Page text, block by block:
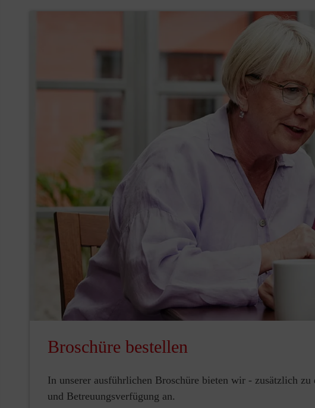
Broschüre bestellen
In unserer ausführlichen Broschüre bieten wir - zusätzlich
und Betreuungsverfügung an.